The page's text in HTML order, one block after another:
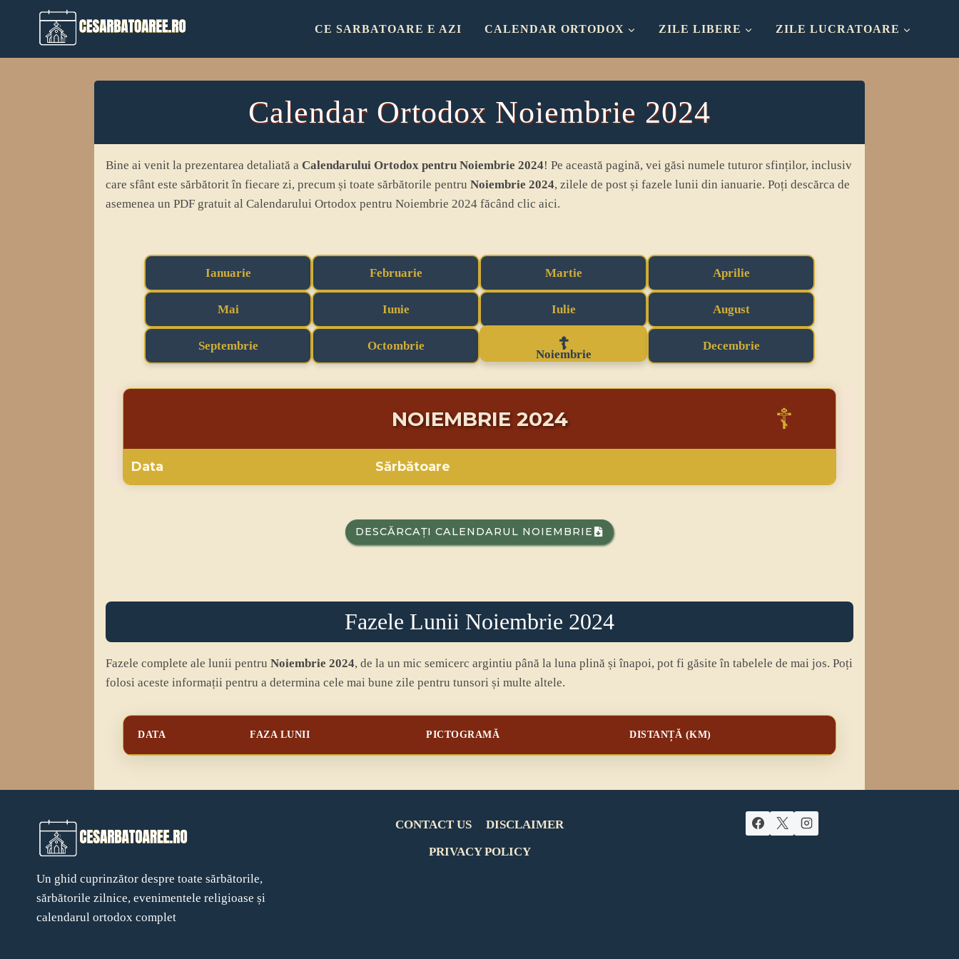
CE SARBATOARE E AZI CALENDAR ORTODOX ZILE LIBERE ZILE LUCRATOARE
Calendar Ortodox Noiembrie 2024
Bine ai venit la prezentarea detaliată a Calendarului Ortodox pentru Noiembrie 2024! Pe această pagină, vei găsi numele tuturor sfinților, inclusiv
care sfânt este sărbătorit în fiecare zi, precum și toate sărbătorile pentru Noiembrie 2024, zilele de post și fazele lunii din ianuarie. Poți descărca de
asemenea un PDF gratuit al Calendarului Ortodox pentru Noiembrie 2024 făcând clic aici.
Ianuarie Februarie Martie Aprilie
Mai Iunie Iulie August
Septembrie Octombrie
Noiembrie
Decembrie
NOIEMBRIE 2024
Data Sărbătoare
DESCĂRCAȚI CALENDARUL NOIEMBRIE
Fazele Lunii Noiembrie 2024
Fazele complete ale lunii pentru Noiembrie 2024, de la un mic semicerc argintiu până la luna plină și înapoi, pot fi găsite în tabelele de mai jos. Poți
folosi aceste informații pentru a determina cele mai bune zile pentru tunsori și multe altele.
DATA FAZA LUNII PICTOGRAMĂ DISTANȚĂ (KM)
Un ghid cuprinzător despre toate sărbătorile,
sărbătorile zilnice, evenimentele religioase și
calendarul ortodox complet
CONTACT US
DISCLAIMER
PRIVACY POLICY